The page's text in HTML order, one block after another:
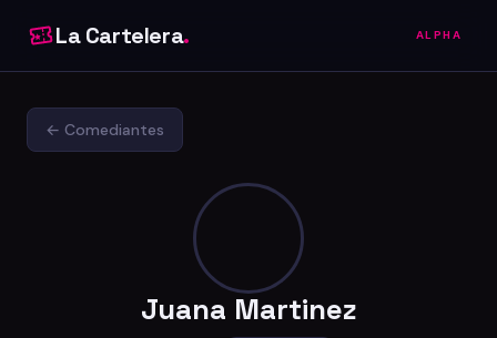
La Cartelera. ALPHA
← Comediantes
Juana Martinez